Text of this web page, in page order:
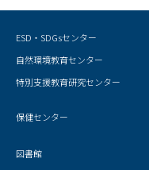
こどもの学び
AED設置状況
お問い合わ
ESD・SDGsセンター
自然環境教育センター
特別支援教育研究センター
保健センター
図書館